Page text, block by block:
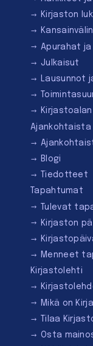
Kirjaston
Apurahat
Julkaisut
Lausunnot
Ajankohtaista
Blogi
Tiedotteet
Tapahtumat
Tulevat
Kirjaston
Menneet
Kirjastolehti
Mikä on
Tilaa
Osta